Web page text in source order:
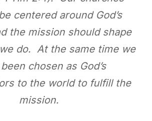
centered around God’s
the mission should shape
do. At the same time we
chosen as God’s
to the world to fulfill the
mission.